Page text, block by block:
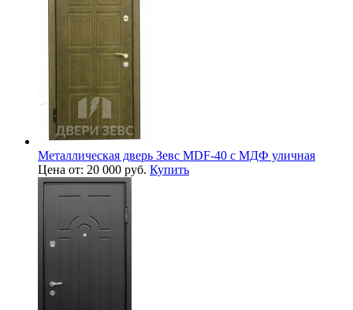
Металлическая дверь Зевс MDF-40 с МДФ уличная
Цена от: 20 000 руб. Купить